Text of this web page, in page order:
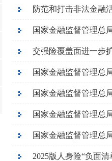
国家金融监督管理总
交强险覆盖面进一步
国家金融监督管理总
国家金融监督管理总
国家金融监督管理总
2025版人身险“负面